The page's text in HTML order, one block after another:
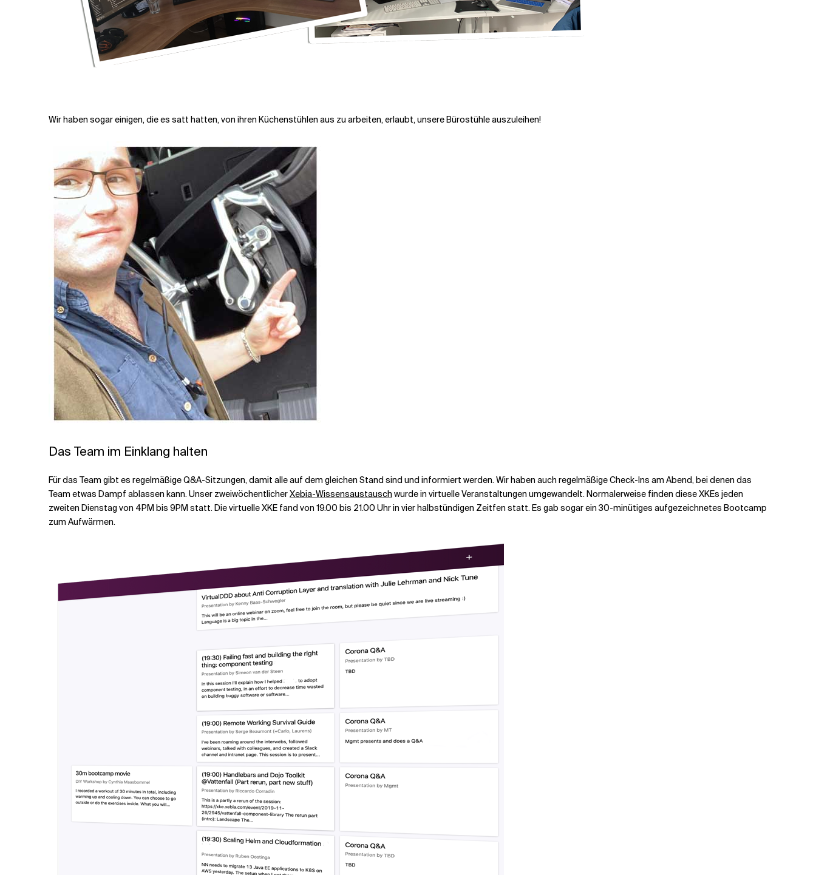
Wir haben sogar einigen, die es satt hatten, von ihren Küchenstühlen aus zu arbeiten, erlaubt, unsere Bürostühle auszuleihen!
Das Team im Einklang halten
Für das Team gibt es regelmäßige Q&A-Sitzungen, damit alle auf dem gleichen Stand sind und informiert werden. Wir haben auch regelmäßige Check-Ins am Abend, bei denen das
Team etwas Dampf ablassen kann. Unser zweiwöchentlicherXebia-Wissensaustausch wurde in virtuelle Veranstaltungen umgewandelt. Normalerweise finden diese XKEs jeden
zweiten Dienstag von 4PM bis 9PM statt. Die virtuelle XKE fand von 19.00 bis 21.00 Uhr in vier halbstündigen Zeitfen statt. Es gab sogar ein 30-minütiges aufgezeichnetes Bootcamp
zum Aufwärmen.